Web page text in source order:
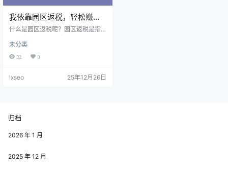
我依靠园区返税，轻松赚到
人生第一桶金！
什么是园区返税呢？园区返税是指
缴纳的部分税款可以按照一定比例
返还。这一政策的初衷是吸引投
的返税政策，这为我打开了一扇
公司。在最初的几个月里，由于购
用让我有些捉…
未分类
32 0
lxseo 25年12月26日
归档
2026 年 1 月
2025 年 12 月